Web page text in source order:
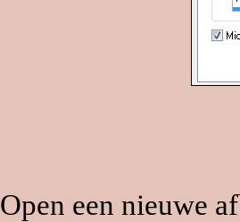
Open een nieuwe